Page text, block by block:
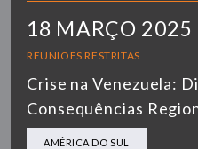
18 MARÇO 2025
REUNIÕES RESTRITAS
Crise na Venezuela:
Consequências
AMÉRICA DO SUL